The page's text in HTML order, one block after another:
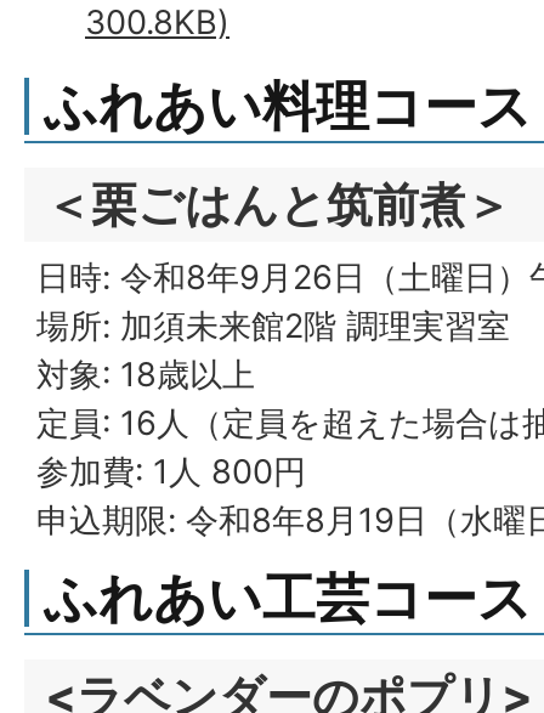
300.8KB)
ふれあい料理コース
＜栗ごはんと筑前煮＞
日時: 令和8年9月26日（土曜日
場所: 加須未来館2階 調理実習室
対象: 18歳以上
定員: 16人（定員を超えた場合は
参加費: 1人 800円
申込期限: 令和8年8月19日（水曜
ふれあい工芸コース
<ラベンダーのポプリ>